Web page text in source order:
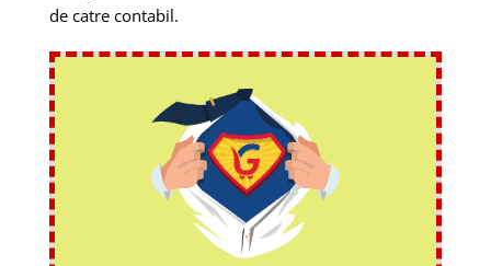
de catre contabil.